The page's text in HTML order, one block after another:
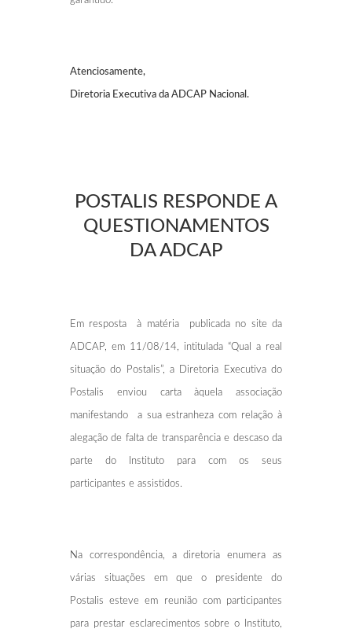
Atenciosamente,
Diretoria Executiva da ADCAP Nacional.
POSTALIS RESPONDE A
QUESTIONAMENTOS
DA ADCAP
Em resposta à matéria publicada no site da
ADCAP, em 11/08/14, intitulada “Qual a real
situação do Postalis”, a Diretoria Executiva do
Postalis enviou carta àquela associação
manifestando a sua estranheza com relação à
alegação de falta de transparência e descaso da
parte do Instituto para com os seus
participantes e assistidos.
Na correspondência, a diretoria enumera as
várias situações em que o presidente do
Postalis esteve em reunião com participantes
para prestar esclarecimentos sobre o Instituto,